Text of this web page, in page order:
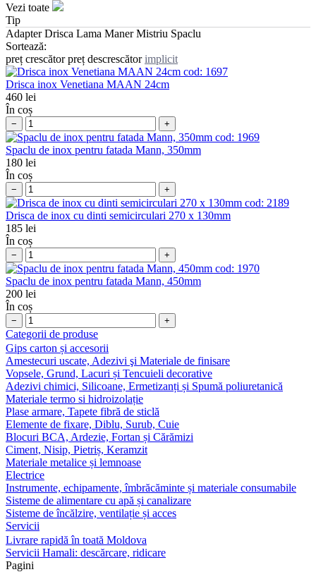
Vezi toate
Tip
Adapter Drisca Lama Maner Mistriu Spaclu
Sortează:
preț crescător preț descrescător implicit
cod: 1697
Drisca inox Venetiana MAAN 24cm
460 lei
În coș
− +
cod: 1969
Spaclu de inox pentru fatada Mann, 350mm
180 lei
În coș
− +
cod: 2189
Drisca de inox cu dinti semicirculari 270 x 130mm
185 lei
În coș
− +
cod: 1970
Spaclu de inox pentru fatada Mann, 450mm
200 lei
În coș
− +
Categorii de produse
Gips carton și accesorii
Amestecuri uscate, Adezivi şi Materiale de finisare
Vopsele, Grund, Lacuri și Tencuieli decorative
Adezivi chimici, Silicoane, Ermetizanți și Spumă poliuretanică
Materiale termo si hidroizolație
Plase armare, Tapete fibră de sticlă
Elemente de fixare, Diblu, Surub, Cuie
Blocuri BCA, Ardezie, Fortan și Cărămizi
Ciment, Nisip, Pietriș, Keramzit
Materiale metalice și lemnoase
Electrice
Instrumente, echipamente, îmbrăcăminte și materiale consumabile
Sisteme de alimentare cu apă și canalizare
Sisteme de încălzire, ventilație și acces
Servicii
Livrare rapidă în toată Moldova
Servicii Hamali: descărcare, ridicare
Pagini